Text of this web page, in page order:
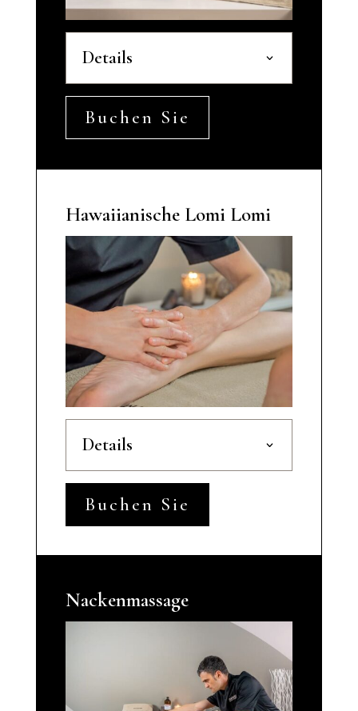
Details
Buchen Sie
Hawaiianische Lomi Lomi
Details
Buchen Sie
Nackenmassage